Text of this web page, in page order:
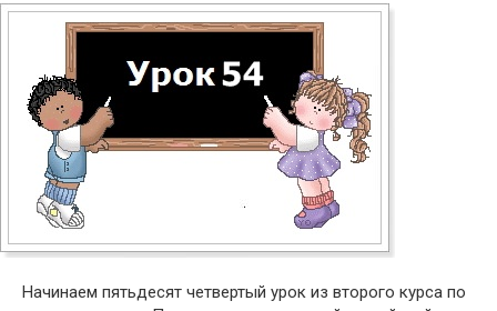
Начинаем пятьдесят четвертый урок из второго курса по